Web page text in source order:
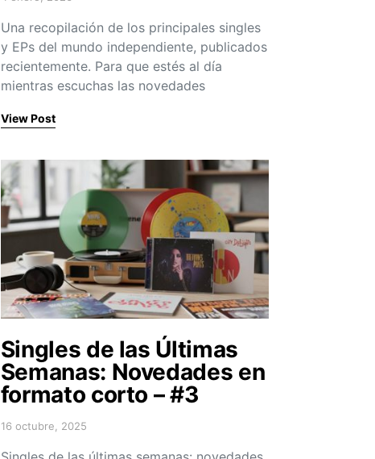
Posted on
Una recopilación de los principales singles
y EPs del mundo independiente, publicados
recientemente. Para que estés al día
mientras escuchas las novedades
View Post
Singles de las Últimas
Semanas: Novedades en
formato corto – #3
Posted on
16 octubre, 2025